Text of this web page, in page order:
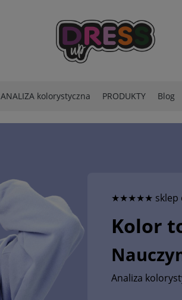
ANALIZA kolorystyczna PRODUKTY Blog
★★★★★ sklep
Kolor
Analiza